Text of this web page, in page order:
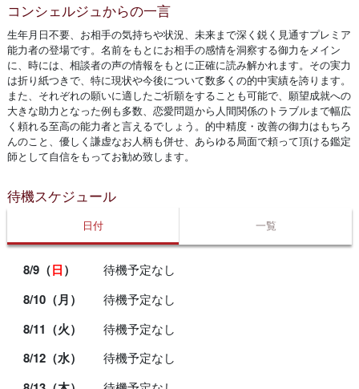
コンシェルジュからの一言
生年月日不要、お相手の気持ちや状況、未来まで深く鋭く見通すプレミア
能力者の登場です。名前をもとにお相手の感情を洞察する御力をメイン
に、時には、相談者の声の情報をもとに正確に読み解かれます。その実力
は折り紙つきで、特に現状や今後について数多くの的中実績を誇ります。
また、それぞれの願いに適したご祈願をすることも可能で、願望成就への
大きな助力となった例も多数、恋愛問題から人間関係のトラブルまで幅広
く頼れる至高の能力者と言えるでしょう。的中精度・改善の御力はもちろ
んのこと、優しく謙虚なお人柄も併せ、あらゆる局面で頼って頂ける鑑定
師として自信をもってお勧め致します。
待機スケジュール
日付 一覧
8/9（日） 待機予定なし
8/10（月） 待機予定なし
8/11（火） 待機予定なし
8/12（水） 待機予定なし